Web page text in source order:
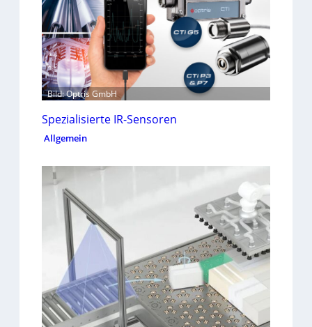
Bild: Optris GmbH
Spezialisierte IR-Sensoren
Allgemein